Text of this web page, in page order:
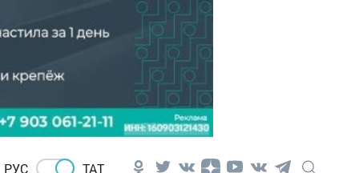
РУС ТАТ